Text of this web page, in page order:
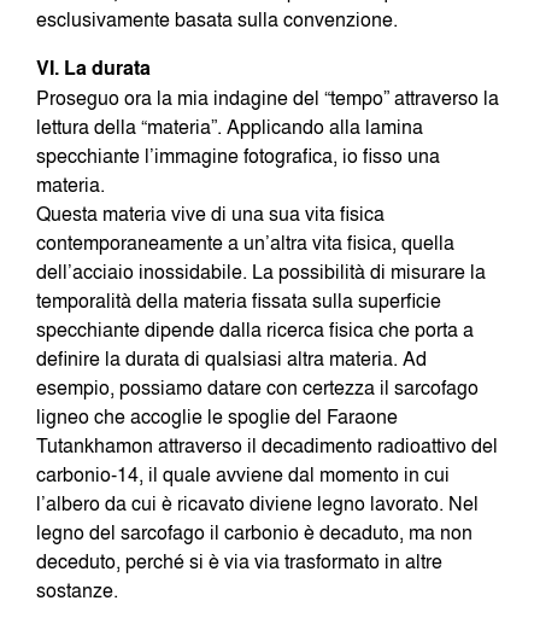
esclusivamente basata sulla convenzione.
VI. La durata
Proseguo ora la mia indagine del “tempo” attraverso la
lettura della “materia”. Applicando alla lamina
specchiante l’immagine fotografica, io fisso una
materia.
Questa materia vive di una sua vita fisica
contemporaneamente a un’altra vita fisica, quella
dell’acciaio inossidabile. La possibilità di misurare la
temporalità della materia fissata sulla superficie
specchiante dipende dalla ricerca fisica che porta a
definire la durata di qualsiasi altra materia. Ad
esempio, possiamo datare con certezza il sarcofago
ligneo che accoglie le spoglie del Faraone
Tutankhamon attraverso il decadimento radioattivo del
carbonio-14, il quale avviene dal momento in cui
l’albero da cui è ricavato diviene legno lavorato. Nel
legno del sarcofago il carbonio è decaduto, ma non
deceduto, perché si è via via trasformato in altre
sostanze.